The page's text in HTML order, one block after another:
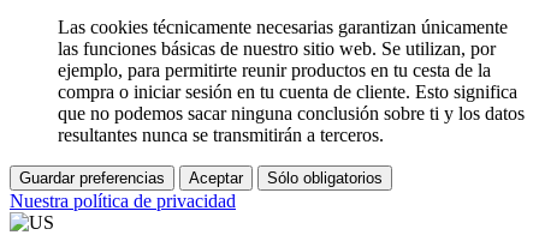
Las cookies técnicamente necesarias garantizan únicamente
las funciones básicas de nuestro sitio web. Se utilizan, por
ejemplo, para permitirte reunir productos en tu cesta de la
compra o iniciar sesión en tu cuenta de cliente. Esto significa
que no podemos sacar ninguna conclusión sobre ti y los datos
resultantes nunca se transmitirán a terceros.
Guardar preferencias Aceptar Sólo obligatorios
Nuestra política de privacidad